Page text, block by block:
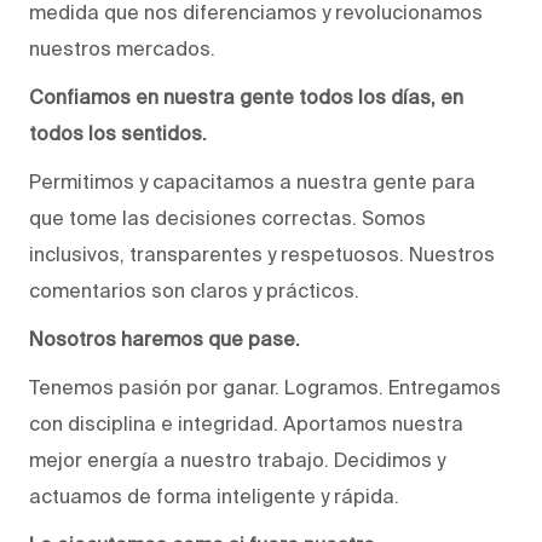
medida que nos diferenciamos y revolucionamos
nuestros mercados.
Confiamos en nuestra gente todos los días, en
todos los sentidos.
Permitimos y capacitamos a nuestra gente para
que tome las decisiones correctas. Somos
inclusivos, transparentes y respetuosos. Nuestros
comentarios son claros y prácticos.
Nosotros haremos que pase.
Tenemos pasión por ganar. Logramos. Entregamos
con disciplina e integridad. Aportamos nuestra
mejor energía a nuestro trabajo. Decidimos y
actuamos de forma inteligente y rápida.